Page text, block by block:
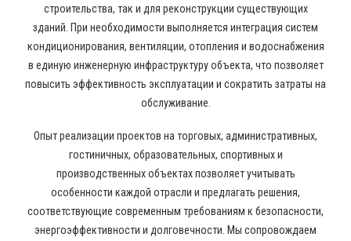
строительства, так и для реконструкции существующих
зданий. При необходимости выполняется интеграция систем
кондиционирования, вентиляции, отопления и водоснабжения
в единую инженерную инфраструктуру объекта, что позволяет
повысить эффективность эксплуатации и сократить затраты на
обслуживание.
Опыт реализации проектов на торговых, административных,
гостиничных, образовательных, спортивных и
производственных объектах позволяет учитывать
особенности каждой отрасли и предлагать решения,
соответствующие современным требованиям к безопасности,
энергоэффективности и долговечности. Мы сопровождаем